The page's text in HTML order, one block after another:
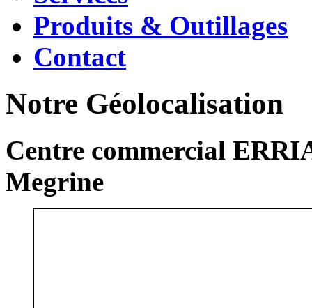
Produits & Outillages
Contact
Notre Géolocalisation
Centre commercial
Megrine